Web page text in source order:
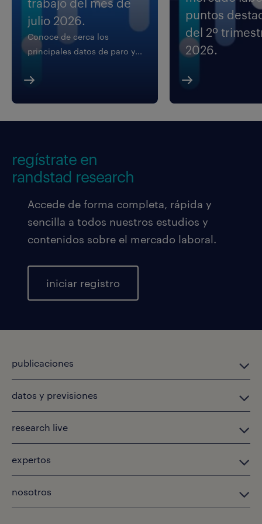
trabajo del mes de
julio 2026.
Conoce de cerca los
principales datos de paro y...
puntos
del 2º
2026.
regístrate en
randstad research
Accede de forma completa, rápida y
sencilla a todos nuestros estudios y
contenidos sobre el mercado laboral.
iniciar registro
publicaciones
datos y previsiones
research live
expertos
nosotros